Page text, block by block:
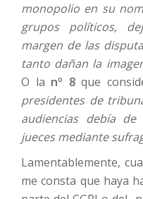
monopolio en su
grupos políticos,
margen de las
tanto dañan la
O la nº 8que
presidentes de
audiencias debía
jueces mediante
Lamentablemente,
me consta que haya